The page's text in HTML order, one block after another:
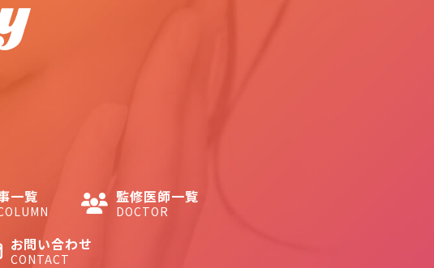
一覧 監修医師一覧
DOCTOR
お問い合わせ
CONTACT